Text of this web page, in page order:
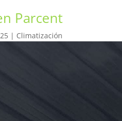
Parcent
| Climatización